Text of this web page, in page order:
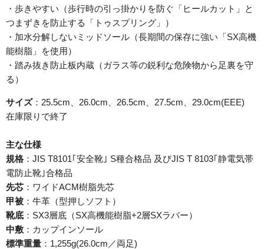
・歩きやすい（歩行時の引っ掛かりを防ぐ「ヒールカット」と
つまずきを防止する「トゥスプリング」）
・加水分解しないミッドソール（長期間の保存に強い「SX高機
能樹脂」を使用）
・踏み抜き防止板内蔵（ガラス等の鋭利な危険物から足裏を守
る）
サイズ：25.5cm、26.0cm、26.5cm、27.5cm、29.0cm(EEE)
在庫限りで終了
主な仕様
規格：JIS T8101｢安全靴｣ S種合格品 及びJIS T 8103｢静電気帯
電防止靴｣合格品
先芯 ：ワイドACM樹脂先芯
甲被 ：牛革（型押しソフト）
靴底 ：SX3層底（SX高機能樹脂+2層SXラバー）
中敷 ：カップインソール
標準重量 ：1,255g(26.0cm／両足)